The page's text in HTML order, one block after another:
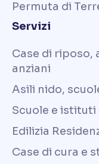
Permuta di
Servizi
Case di riposo,
anziani
Asili nido,
Scuole e
Edilizia
Case di cura e